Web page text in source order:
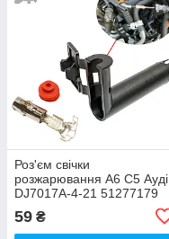
Роз'єм свічки
розжарювання А6 С5 Ауді
DJ7017A-4-21 51277179
59 ₴